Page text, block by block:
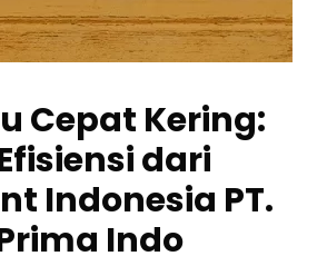
Cepat Kering:
dari
Indonesia PT.
Indo